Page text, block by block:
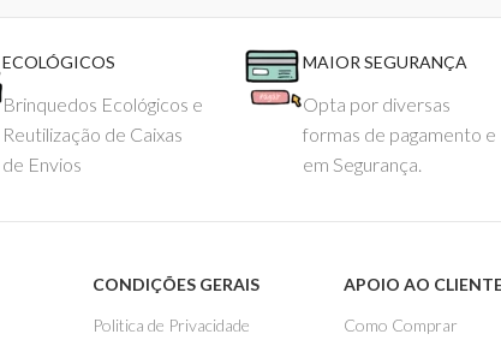
ECOLÓGICOS
Brinquedos Ecológicos e
Reutilização de Caixas
de Envios
MAIOR SEGURANÇA
Opta por diversas
formas de pagamento e
em Segurança.
CONDIÇÕES GERAIS
Politica de Privacidade
APOIO AO
Como Comprar